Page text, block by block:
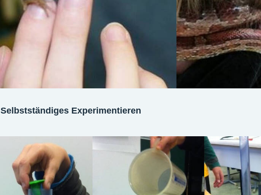
Selbstständiges Experimentieren